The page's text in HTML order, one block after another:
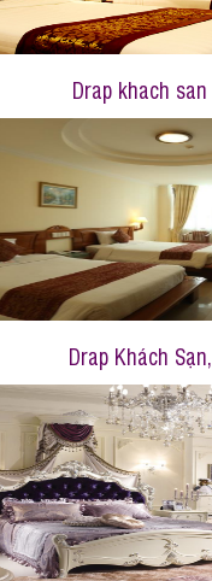
Drap khach san
Drap Khách Sạn,